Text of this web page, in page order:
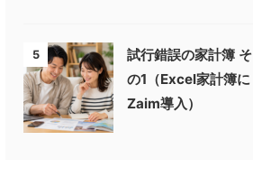
5
試行錯誤の家計簿 そ
の1（Excel家計簿に
Zaim導入）